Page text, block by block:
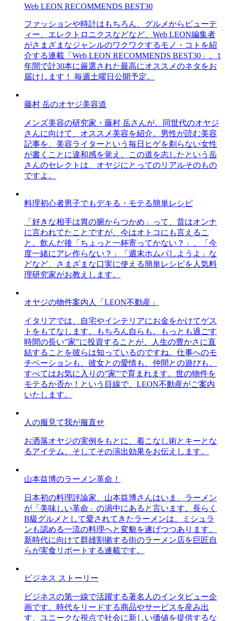
Web LEON RECOMMENDS BEST30
ファッションや時計はもちろん、グルメからビューテ
ィー、エレクトロニクスなどなど、Web LEON編集者
がさまざまなジャンルのワクワクするモノ・コトを紹
介する連載「Web LEON RECOMMENDS BEST30」。1
年間で計30本に厳選された最高にオススメのネタをお
届けします！ 毎週土曜日公開予定。
藤村 岳のオヤジ美容道
メンズ美容の研究家・藤村 岳さんが、同世代のオヤジ
さんに向けて、オススメ美容を紹介。男性が読む美容
記事を、美容ライターという毎日ヒゲを剃らない女性
が書くことに違和感を覚え、この道を志したという岳
さんのセレクトは、オヤジにとってのリアルそのもの
ですよ。
料理初心者男子でもデキる・モテる簡単レシピ
「好きな相手は胃の腑からつかめ」って、昔はオンナ
に言われてたことですが、今はオトコにも言えるこ
と。飲んだ後「ちょっと一杯寄ってかない？」、「今
度一緒にアレ作らない？」「週末ホムパしようよ」な
どなど、さまざまな口実に使える簡単レシピを人気料
理研究家がお教えします。
オヤジの物件案内人「LEON不動産」
イタリアでは、自宅やインテリアにお金をかけてゲス
トをもてなします。もちろん自らも。もっとも過ごす
時間の長い”家”に投資することが、人生の豊かさに直
結することを彼らは知っているのですね。仕事へのモ
チベーションも、彼女との愛情も、仲間との遊びも、
すべてはお気に入りの”家”で育まれます。世の物件を
モテるか否か！という目線で、LEON不動産がご案内
いたします。
人の服見て我が服直せ
お洒落オヤジの実例をもとに、着こなし術とキーとな
るアイテム、そしてその演出効果をお伝えします。
山本益博のラーメン革命！
日本初の料理評論家、山本益博さんはいま、ラーメン
が「美味しい革命」の渦中にあると言います。長らく
B級グルメとして愛されてきたラーメンは、ミシュラ
ンも認める一流の料理へと変貌を遂げつつあります。
新時代に向けて群雄割拠する街のラーメン店を巨匠自
らが実食リポートする連載です。
ビジネス ストーリー
ビジネスの第一線で活躍する著名人のインタビュー企
画です。時代をリードする商品やサービスを産み出
す、ユニークな視点で社会に新しい価値を提供するな